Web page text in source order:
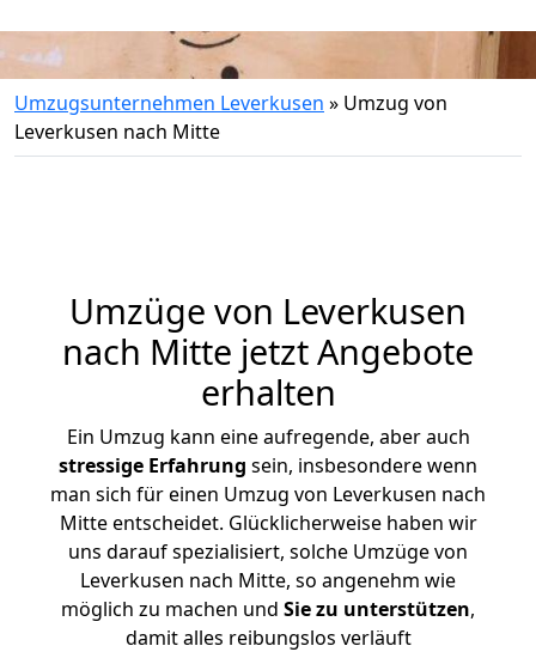
Umzugsunternehmen Leverkusen » Umzug von
Leverkusen nach Mitte
Umzüge von Leverkusen
nach Mitte jetzt Angebote
erhalten
Ein Umzug kann eine aufregende, aber auch
stressige Erfahrung sein, insbesondere wenn
man sich für einen Umzug von Leverkusen nach
Mitte entscheidet. Glücklicherweise haben wir
uns darauf spezialisiert, solche Umzüge von
Leverkusen nach Mitte, so angenehm wie
möglich zu machen und Sie zu unterstützen,
damit alles reibungslos verläuft